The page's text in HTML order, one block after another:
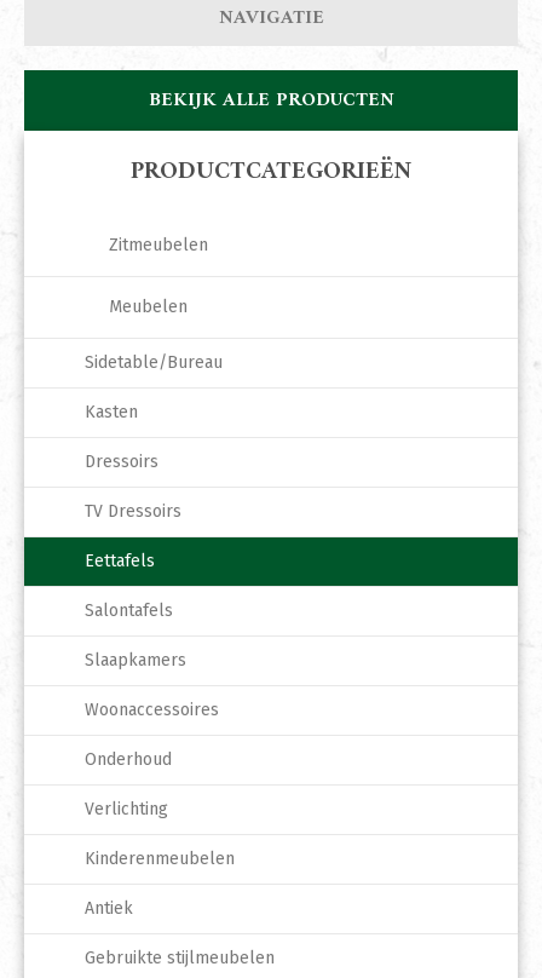
NAVIGATIE
BEKIJK ALLE PRODUCTEN
PRODUCTCATEGORIEËN
Zitmeubelen
Meubelen
Sidetable/Bureau
Kasten
Dressoirs
TV Dressoirs
Eettafels
Salontafels
Slaapkamers
Woonaccessoires
Onderhoud
Verlichting
Kinderenmeubelen
Antiek
Gebruikte stijlmeubelen